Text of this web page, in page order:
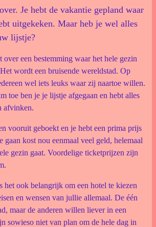
Je hebt de vakantie gepland waar
uitgekeken. Maar heb je wel alles
lijstje?
over een bestemming waar het hele gezin
wordt een bruisende wereldstad. Op
wel iets leuks waar zij naartoe willen.
toe ben je je lijstje afgegaan en hebt alles
afvinken.
vooruit geboekt en je hebt een prima prijs
gaan kost nou eenmaal veel geld, helemaal
gezin gaat. Voordelige ticketprijzen zijn
het ook belangrijk om een hotel te kiezen
en wensen van jullie allemaal. De één
maar de anderen willen liever in een
sowieso niet van plan om de hele dag in